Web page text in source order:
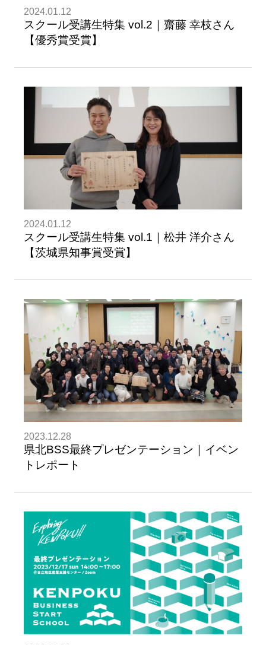
2024.01.12
スクール受講生特集 vol.2｜齋藤 幸枝さん
【優秀賞受賞】
2024.01.12
スクール受講生特集 vol.1｜松井 洋介さん
【茨城県知事賞受賞】
2023.12.28
県北BSS最終プレゼンテーション｜イベン
トレポート